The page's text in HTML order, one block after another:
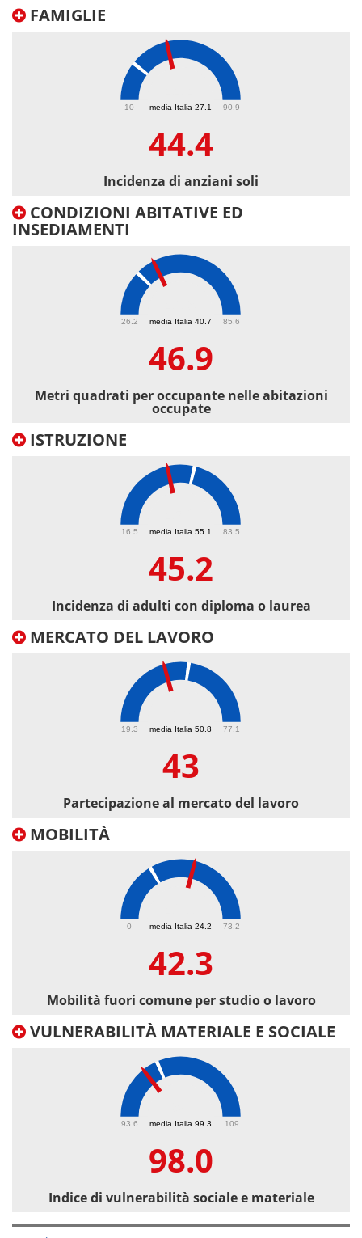
FAMIGLIE
media Italia 27.1
10 90.9
44.4
Incidenza di anziani soli
CONDIZIONI ABITATIVE ED
INSEDIAMENTI
media Italia 40.7
26.2 85.6
46.9
Metri quadrati per occupante nelle abitazioni
occupate
ISTRUZIONE
media Italia 55.1
16.5 83.5
45.2
Incidenza di adulti con diploma o laurea
MERCATO DEL LAVORO
media Italia 50.8
19.3 77.1
43
Partecipazione al mercato del lavoro
MOBILITÀ
media Italia 24.2
0 73.2
42.3
Mobilità fuori comune per studio o lavoro
VULNERABILITÀ MATERIALE E SOCIALE
media Italia 99.3
93.6 109
98.0
Indice di vulnerabilità sociale e materiale